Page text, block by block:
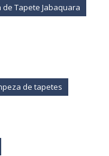
de Tapete Jabaquara
de tapetes